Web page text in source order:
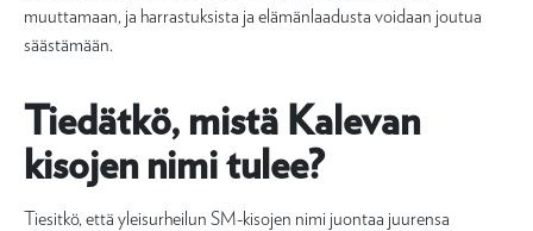
muuttamaan, ja harrastuksista ja elämänlaadusta voidaan joutua
säästämään.
Tiedätkö, mistä Kalevan
kisojen nimi tulee?
Tiesitkö, että yleisurheilun SM-kisojen nimi juontaa juurensa